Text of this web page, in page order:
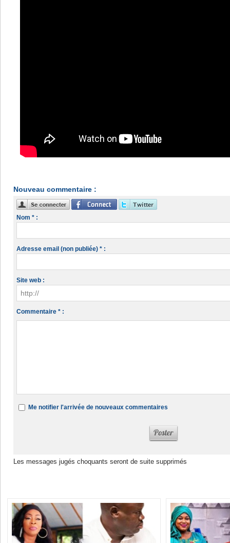
Nouveau commentaire :
Nom * :
Adresse email (non publiée) * :
Site web :
Commentaire * :
Me notifier l'arrivée de nouveaux commentaires
Les messages jugés choquants seront de suite supprimés